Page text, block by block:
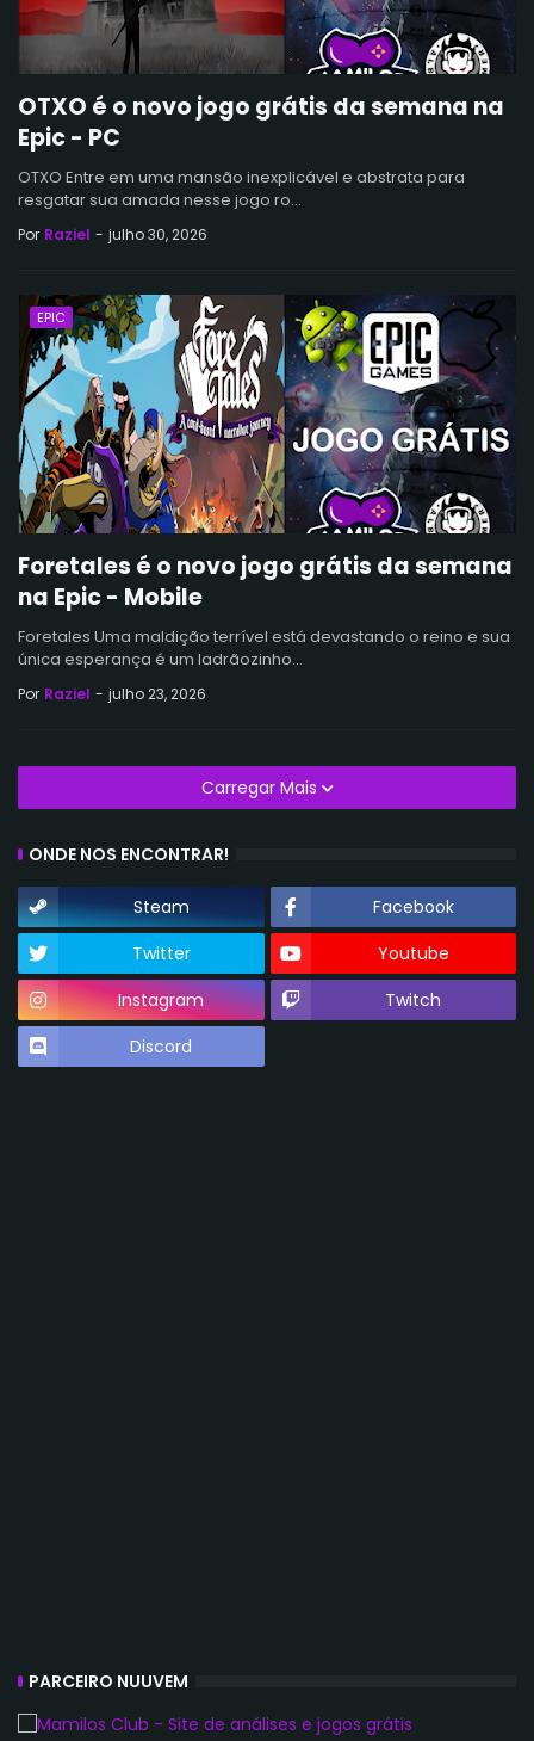
OTXO é o novo jogo grátis da semana na
Epic - PC
OTXO Entre em uma mansão inexplicável e abstrata para
resgatar sua amada nesse jogo ro…
Por Raziel - julho 30, 2026
EPIC
Foretales é o novo jogo grátis da semana
na Epic - Mobile
Foretales Uma maldição terrível está devastando o reino e sua
única esperança é um ladrãozinho…
Por Raziel - julho 23, 2026
Carregar Mais
ONDE NOS ENCONTRAR!
Steam
Facebook
Twitter
Youtube
Instagram
Twitch
Discord
PARCEIRO NUUVEM